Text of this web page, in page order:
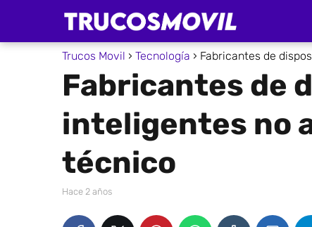
Trucos Movil Tecnología Fabricantes de
Fabricantes de
inteligentes no
técnico
hace 2 años